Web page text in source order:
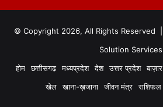
© Copyright 2026, All Rights Reserved |
Solution Services
होम
छत्तीसगढ़ मध्यप्रदेश देश उत्तर प्रदेश बाज़ार
खेल
खाना-ख़जाना जीवन मंत्र राशिफल